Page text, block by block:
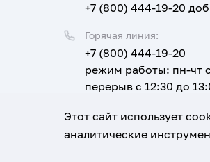
+7 (800) 444-19-20
Горячая линия:
+7 (800) 444-19-20
режим работы: пн-чт
перерыв с 12:30 до
Email:
corpus@ksma.ru
Этот сайт использует
аналитические